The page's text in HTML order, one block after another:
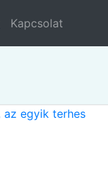
Kapcsolat